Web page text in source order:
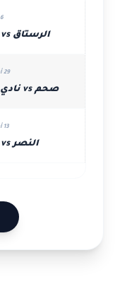
6 مايو 2022
الرستاق vs صحم
29 أبريل 2022
صحم vs نادي عمان
13 أبريل 2022
النصر vs صحم